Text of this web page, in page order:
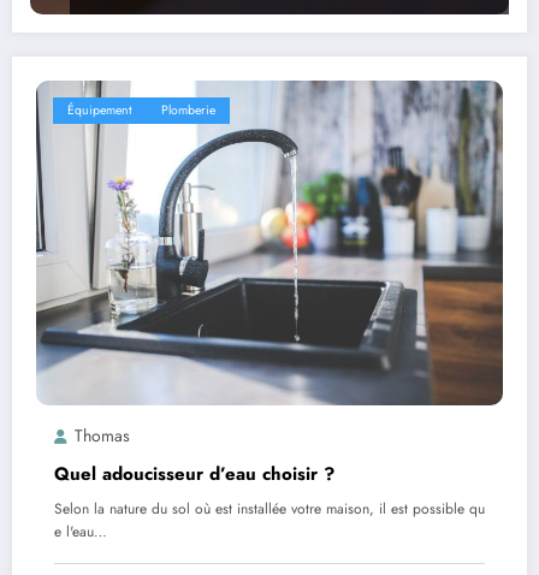
Équipement Plomberie
Thomas
Quel adoucisseur d’eau choisir ?
Selon la nature du sol où est installée votre maison, il est possible qu
e l'eau…